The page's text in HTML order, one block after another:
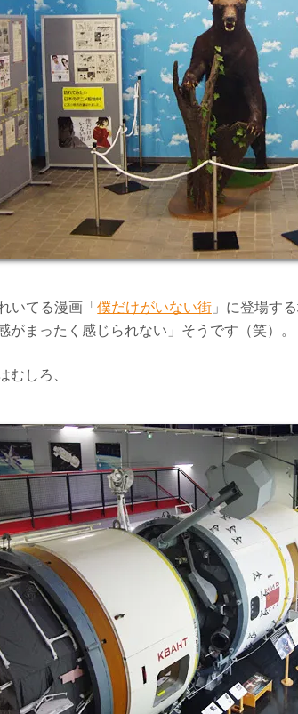
いてる漫画「僕だけがいない街」に登場す
がまったく感じられない」そうです（笑）。
むしろ、